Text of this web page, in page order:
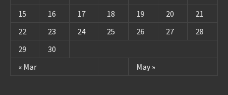
« Mar May »
15
16 17 18 19 20
21
22
23 24 25 26 27
28
29
30